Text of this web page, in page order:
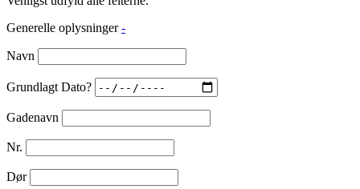
Generelle oplysninger -
Navn
Grundlagt Dato?
Gadenavn
Nr.
Dør